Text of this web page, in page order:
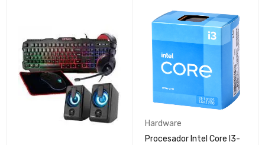
Hardware
Procesador Intel Core I3-